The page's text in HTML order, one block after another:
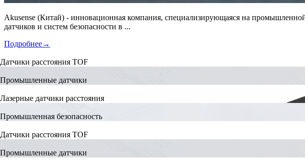
Akusense (Китай) - инновационная компания, специализирующаяся на
датчиков и систем безопасности в ...
Подробнее→
Датчики расстояния TOF
Промышленные датчики
Лазерные датчики расстояния
Промышленная безопасность
Датчики расстояния TOF
Промышленные датчики